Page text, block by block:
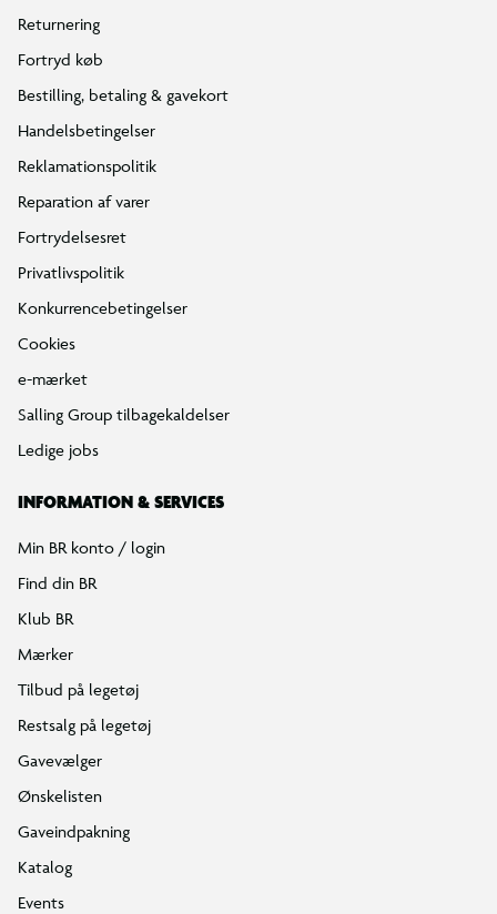
Returnering
Fortryd køb
Bestilling, betaling & gavekort
Handelsbetingelser
Reklamationspolitik
Reparation af varer
Fortrydelsesret
Privatlivspolitik
Konkurrencebetingelser
Cookies
e-mærket
Salling Group tilbagekaldelser
Ledige jobs
INFORMATION & SERVICES
Min BR konto / login
Find din BR
Klub BR
Mærker
Tilbud på legetøj
Restsalg på legetøj
Gavevælger
Ønskelisten
Gaveindpakning
Katalog
Events